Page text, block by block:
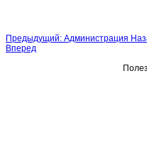
Предыдущий: Администрация
Вперед